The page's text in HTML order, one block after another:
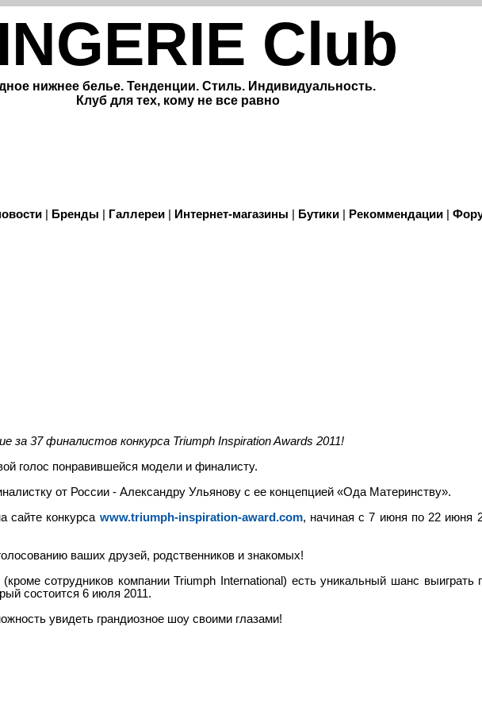
Club
нижнее белье. Тенденции. Стиль. Индивидуальность.
Клуб для тех, кому не все равно
| Бренды Галлереи| Интернет-магазины Бутики| Рекоммендации|
за 37 финалистов конкурса Triumph Inspiration Awards 2011!
голос понравившейся модели и финалисту.
от России - Александру Ульянову с ее концепцией «Ода Материнству».
сайте конкурса www.triumph-inspiration-award.com, начиная с 7 июня по 22 июня
ваших друзей, родственников и знакомых!
сотрудников компании Triumph International) есть уникальный шанс выиграть
состоится 6 июля 2011.
увидеть грандиозное шоу своими глазами!